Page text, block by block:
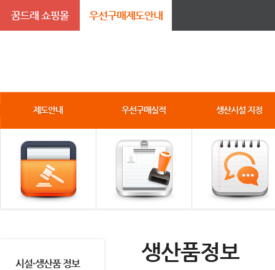
꿈드래 쇼핑몰 우선구매제도안내
제도안내 우선구매실적 생산시설 지정
시설·생산품 정보 생산품정보